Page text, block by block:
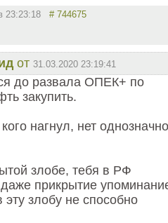
23:23:18 # 744675
от 31.03.2020 23:19:41
до развала ОПЕК+ по
закупить.
нагнул, нет
злобе, тебя в РФ
прикрытие
эту злобу не способно